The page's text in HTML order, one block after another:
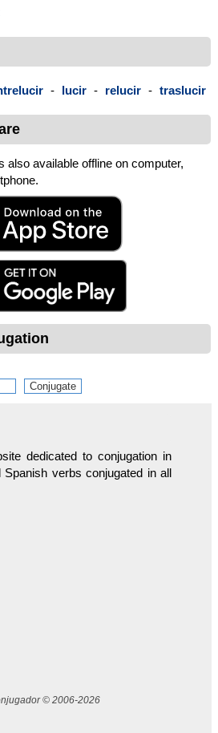
- lucir - relucir - traslucir
also available offline on computer,
dedicated to conjugation in
Spanish verbs conjugated in all
© 2006-2026